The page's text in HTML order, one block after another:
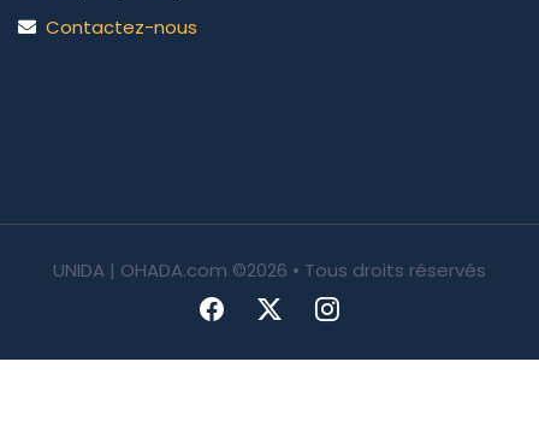
Contactez-nous
UNIDA | OHADA.com ©2026 • Tous droits réservés